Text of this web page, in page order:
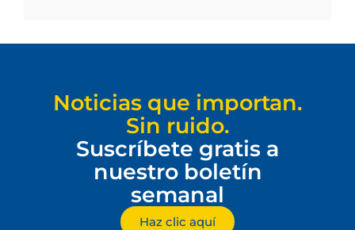
Noticias que importan.
Sin ruido.
Suscríbete gratis a
nuestro boletín
semanal
Haz clic aquí